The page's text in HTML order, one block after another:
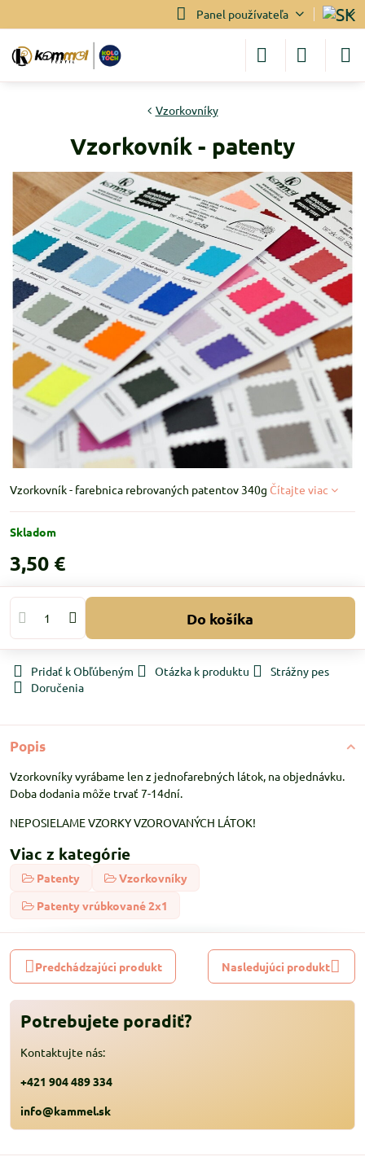
Panel používateľa
Vzorkovníky
Vzorkovník - patenty
Vzorkovník - farebnica rebrovaných patentov 340g Čítajte viac
Skladom
3,50 €
Do košíka
Pridať k Obľúbeným Otázka k produktu
Strážny pes
Doručenia
Popis
Vzorkovníky vyrábame len z jednofarebných látok, na objednávku.
Doba dodania môže trvať 7-14dní.
NEPOSIELAME VZORKY VZOROVANÝCH LÁTOK!
Viac z kategórie
Patenty
Vzorkovníky
Patenty vrúbkované 2x1
Predchádzajúci produkt Nasledujúci produkt
Potrebujete poradiť?
Kontaktujte nás:
+421 904 489 334
info@kammel.sk